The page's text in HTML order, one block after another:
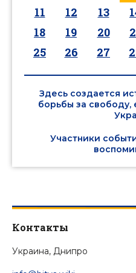
11
12 13
18
19 20
25
26 27
Здесь создается
борьбы за
Участники
Контакты
Украина, Днипро